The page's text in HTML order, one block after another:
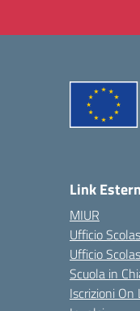
Link
MIUR
Ufficio
Ufficio
Scuola in
Iscrizioni On